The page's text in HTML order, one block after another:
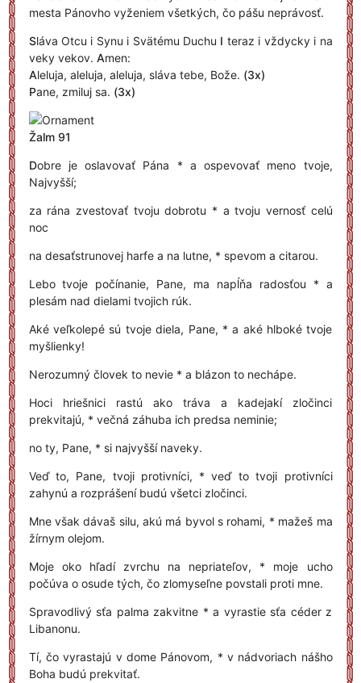
mesta Pánovho vyženiem všetkých, čo pášu neprávosť.
Sláva Otcu i Synu i Svätému Duchu I teraz i vždycky i na
veky vekov. Amen:
Aleluja, aleluja, aleluja, sláva tebe, Bože. (3x)
Pane, zmiluj sa. (3x)
Žalm 91
Dobre je oslavovať Pána * a ospevovať meno tvoje,
Najvyšší;
za rána zvestovať tvoju dobrotu * a tvoju vernosť celú
noc
na desaťstrunovej harfe a na lutne, * spevom a citarou.
Lebo tvoje počínanie, Pane, ma napĺňa radosťou * a
plesám nad dielami tvojich rúk.
Aké veľkolepé sú tvoje diela, Pane, * a aké hlboké tvoje
myšlienky!
Nerozumný človek to nevie * a blázon to nechápe.
Hoci hriešnici rastú ako tráva a kadejakí zločinci
prekvitajú, * večná záhuba ich predsa neminie;
no ty, Pane, * si najvyšší naveky.
Veď to, Pane, tvoji protivníci, * veď to tvoji protivníci
zahynú a rozprášení budú všetci zločinci.
Mne však dávaš silu, akú má byvol s rohami, * mažeš ma
žírnym olejom.
Moje oko hľadí zvrchu na nepriateľov, * moje ucho
počúva o osude tých, čo zlomyseľne povstali proti mne.
Spravodlivý sťa palma zakvitne * a vyrastie sťa céder z
Libanonu.
Tí, čo vyrastajú v dome Pánovom, * v nádvoriach nášho
Boha budú prekvitať.